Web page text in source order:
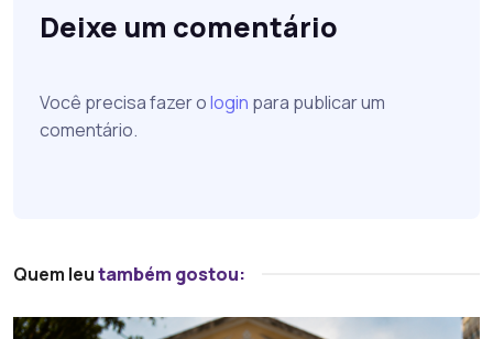
Deixe um comentário
Você precisa fazer ologin para publicar um
comentário.
Quem leutambém gostou: